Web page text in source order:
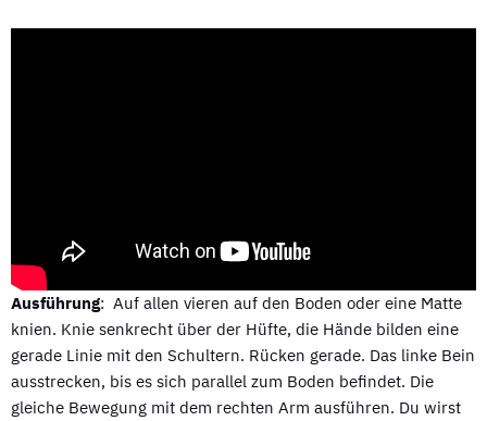
Ausführung: Auf allen vieren auf den Boden oder eine Matte
knien. Knie senkrecht über der Hüfte, die Hände bilden eine
gerade Linie mit den Schultern. Rücken gerade. Das linke Bein
ausstrecken, bis es sich parallel zum Boden befindet. Die
gleiche Bewegung mit dem rechten Arm ausführen. Du wirst